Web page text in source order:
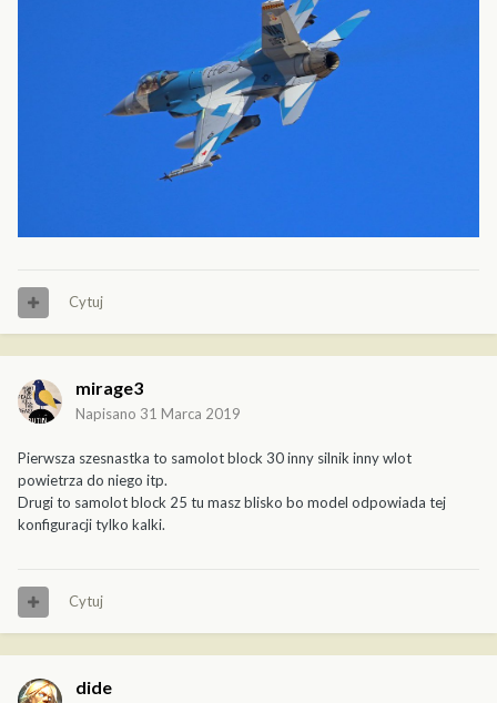
Cytuj
mirage3
Napisano 31 Marca 2019
Pierwsza szesnastka to samolot block 30 inny silnik inny wlot
powietrza do niego itp.
Drugi to samolot block 25 tu masz blisko bo model odpowiada tej
konfiguracji tylko kalki.
Cytuj
dide